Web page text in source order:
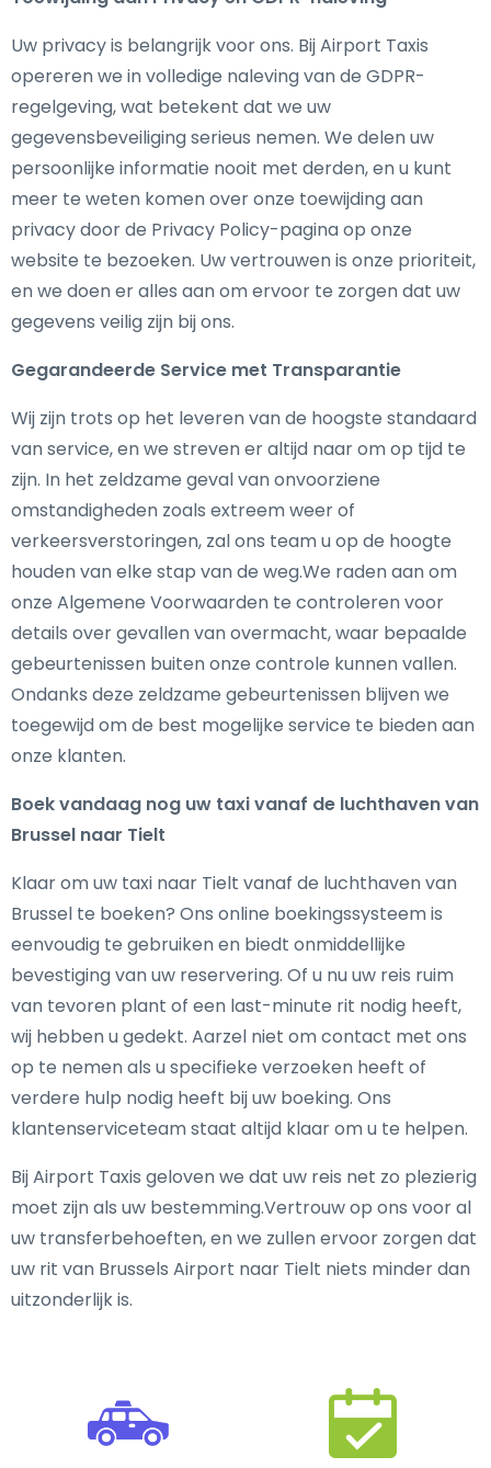
Uw privacy is belangrijk voor ons. Bij Airport Taxis
opereren we in volledige naleving van de GDPR-
regelgeving, wat betekent dat we uw
gegevensbeveiliging serieus nemen. We delen uw
persoonlijke informatie nooit met derden, en u kunt
meer te weten komen over onze toewijding aan
privacy door de Privacy Policy-pagina op onze
website te bezoeken. Uw vertrouwen is onze prioriteit,
en we doen er alles aan om ervoor te zorgen dat uw
gegevens veilig zijn bij ons.
Gegarandeerde Service met Transparantie
Wij zijn trots op het leveren van de hoogste standaard
van service, en we streven er altijd naar om op tijd te
zijn. In het zeldzame geval van onvoorziene
omstandigheden zoals extreem weer of
verkeersverstoringen, zal ons team u op de hoogte
houden van elke stap van de weg.We raden aan om
onze Algemene Voorwaarden te controleren voor
details over gevallen van overmacht, waar bepaalde
gebeurtenissen buiten onze controle kunnen vallen.
Ondanks deze zeldzame gebeurtenissen blijven we
toegewijd om de best mogelijke service te bieden aan
onze klanten.
Boek vandaag nog uw taxi vanaf de luchthaven van
Brussel naar Tielt
Klaar om uw taxi naar Tielt vanaf de luchthaven van
Brussel te boeken? Ons online boekingssysteem is
eenvoudig te gebruiken en biedt onmiddellijke
bevestiging van uw reservering. Of u nu uw reis ruim
van tevoren plant of een last-minute rit nodig heeft,
wij hebben u gedekt. Aarzel niet om contact met ons
op te nemen als u specifieke verzoeken heeft of
verdere hulp nodig heeft bij uw boeking. Ons
klantenserviceteam staat altijd klaar om u te helpen.
Bij Airport Taxis geloven we dat uw reis net zo plezierig
moet zijn als uw bestemming.Vertrouw op ons voor al
uw transferbehoeften, en we zullen ervoor zorgen dat
uw rit van Brussels Airport naar Tielt niets minder dan
uitzonderlijk is.